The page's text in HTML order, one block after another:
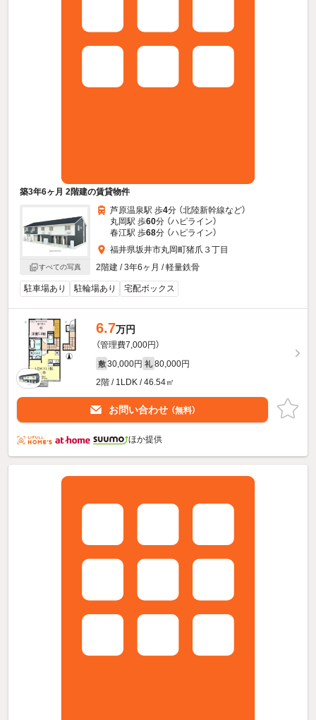
築3年6ヶ月 2階建の賃貸物件
すべての写真
芦原温泉駅 歩4分 （北陸新幹線など）
丸岡駅 歩60分 （ハピライン）
春江駅 歩68分 （ハピライン）
福井県坂井市丸岡町猪爪３丁目
2階建 / 3年6ヶ月 / 軽量鉄骨
駐車場あり 駐輪場あり 宅配ボックス
6.7万円
（管理費7,000円）
敷 30,000円 礼 80,000円
2階 / 1LDK / 46.54㎡
お問い合わせ （無料）
ほか提供